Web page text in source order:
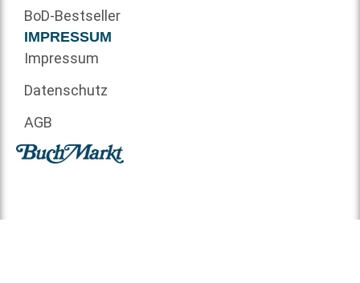
BoD-Bestseller
IMPRESSUM
Impressum
Datenschutz
AGB